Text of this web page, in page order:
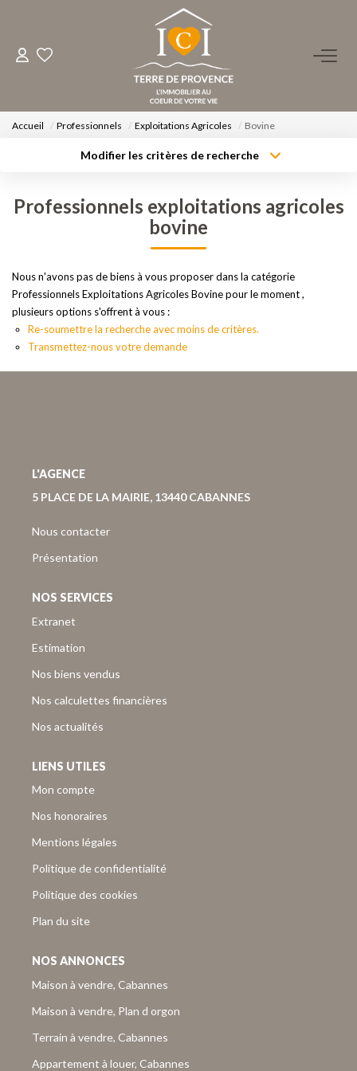
ACHETER
LOUER
FAIRE GÉRER
NOS AGENCES
Qui Sommes-Nous ?
Notre Équipe
Accueil Professionnels Exploitations Agricoles Bovine
Modifier les critères de recherche
Type de bien
Créer une alerte
Professionnels exploitations agricoles
bovine
Nous n'avons pas de biens à vous proposer dans la catégorie
Professionnels Exploitations Agricoles Bovine pour le moment ,
plusieurs options s'offrent à vous :
Re-soumettre la recherche avec moins de critères.
Transmettez-nous votre demande
L'AGENCE
5 PLACE DE LA MAIRIE, 13440 CABANNES
Nous contacter
Présentation
NOS SERVICES
Extranet
Estimation
Nos biens vendus
Nos calculettes financières
Nos actualités
LIENS UTILES
Mon compte
Nos honoraires
Mentions légales
Politique de confidentialité
Politique des cookies
Plan du site
NOS ANNONCES
Maison à vendre, Cabannes
Maison à vendre, Plan d orgon
Terrain à vendre, Cabannes
Appartement à louer, Cabannes